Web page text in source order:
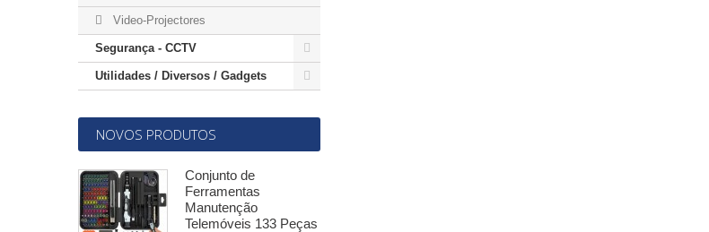
Video-Projectores
Segurança - CCTV
Utilidades / Diversos / Gadgets
NOVOS PRODUTOS
Conjunto de
Ferramentas
Manutenção
Telemóveis 133 Peças